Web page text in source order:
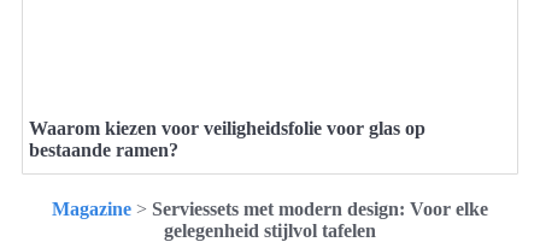
Waarom kiezen voor veiligheidsfolie voor glas op
bestaande ramen?
Magazine > Serviessets met modern design: Voor elke
gelegenheid stijlvol tafelen